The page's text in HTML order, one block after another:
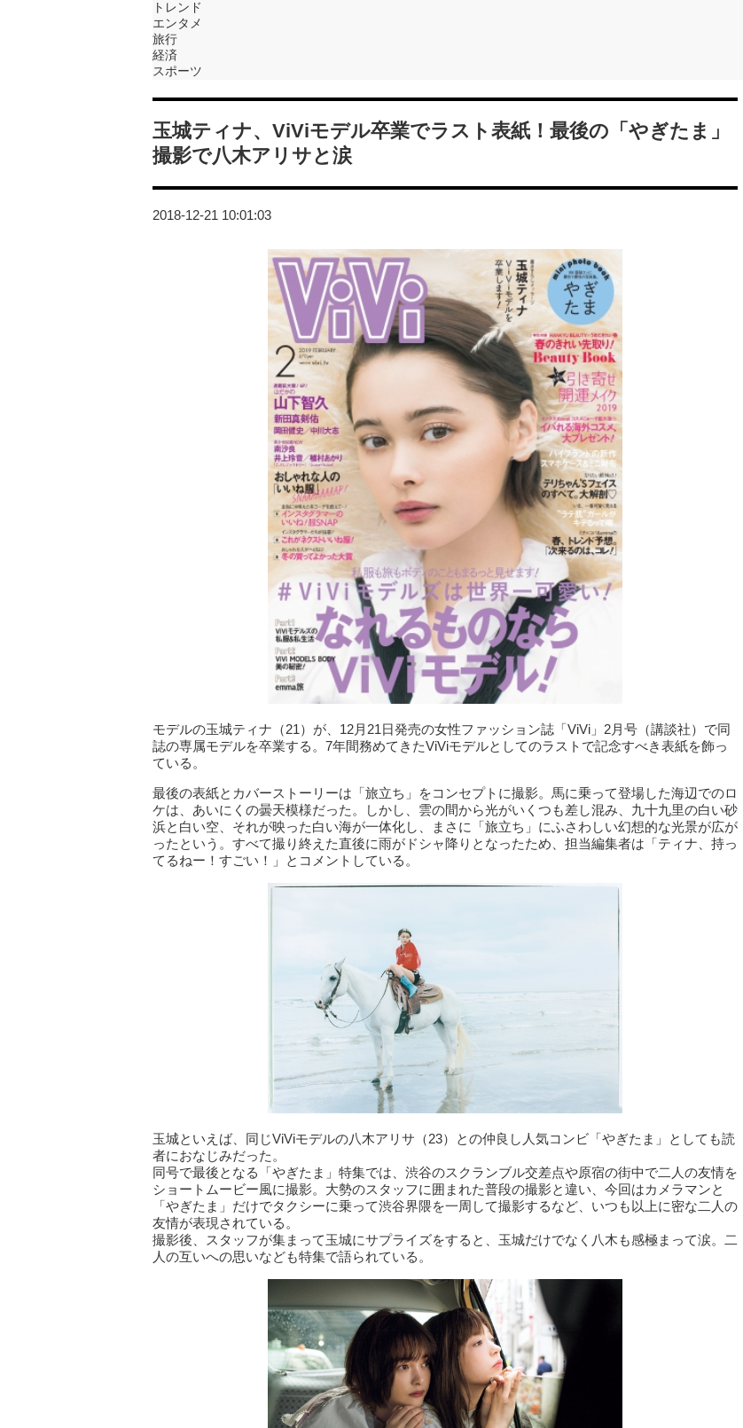
トレンド
エンタメ
旅行
経済
スポーツ
玉城ティナ、ViViモデル卒業でラスト表紙！最後の「やぎたま」
撮影で八木アリサと涙
2018-12-21 10:01:03
モデルの玉城ティナ（21）が、12月21日発売の女性ファッション誌「ViVi」2月号（講談社）で同
誌の専属モデルを卒業する。7年間務めてきたViViモデルとしてのラストで記念すべき表紙を飾っ
ている。
最後の表紙とカバーストーリーは「旅立ち」をコンセプトに撮影。馬に乗って登場した海辺でのロ
ケは、あいにくの曇天模様だった。しかし、雲の間から光がいくつも差し混み、九十九里の白い砂
浜と白い空、それが映った白い海が一体化し、まさに「旅立ち」にふさわしい幻想的な光景が広が
ったという。すべて撮り終えた直後に雨がドシャ降りとなったため、担当編集者は「ティナ、持っ
てるねー！すごい！」とコメントしている。
玉城といえば、同じViViモデルの八木アリサ（23）との仲良し人気コンビ「やぎたま」としても読
者におなじみだった。
同号で最後となる「やぎたま」特集では、渋谷のスクランブル交差点や原宿の街中で二人の友情を
ショートムービー風に撮影。大勢のスタッフに囲まれた普段の撮影と違い、今回はカメラマンと
「やぎたま」だけでタクシーに乗って渋谷界隈を一周して撮影するなど、いつも以上に密な二人の
友情が表現されている。
撮影後、スタッフが集まって玉城にサプライズをすると、玉城だけでなく八木も感極まって涙。二
人の互いへの思いなども特集で語られている。